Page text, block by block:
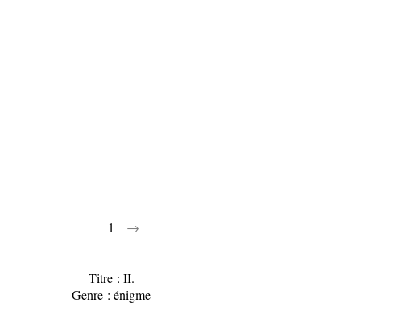
1 →
Titre : II.
Genre : énigme